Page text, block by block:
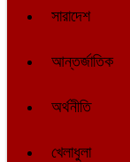
সারাদেশ
আন্তর্জাতিক
অর্থনীতি
খেলাধুলা